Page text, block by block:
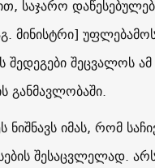
საჯარო
მინისტრი]
შედეგები შეცვალოს
განმავლობაში.
ნიშნავს იმას, რომ
შესაცვლელად.